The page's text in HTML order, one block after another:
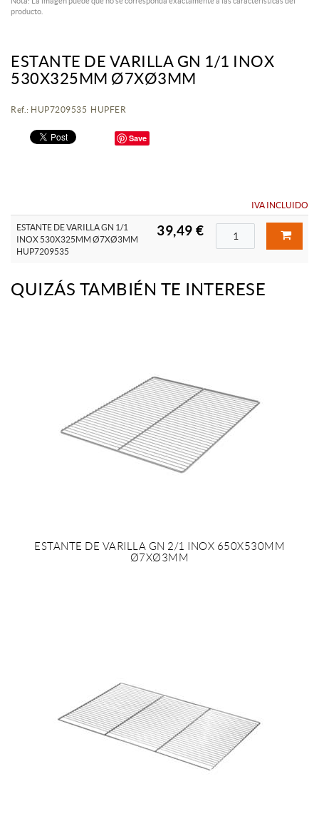
producto.
ESTANTE DE VARILLA GN 1/1 INOX
530X325MM Ø7XØ3MM
Ref.: HUP7209535 HUPFER
Save
IVA INCLUIDO
ESTANTE DE VARILLA GN 1/1
INOX 530X325MM Ø7XØ3MM
HUP7209535
39,49 €
QUIZÁS TAMBIÉN TE INTERESE
ESTANTE DE VARILLA GN 2/1 INOX 650X530MM
Ø7XØ3MM